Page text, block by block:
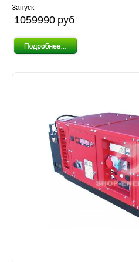
Запуск
1059990 pуб